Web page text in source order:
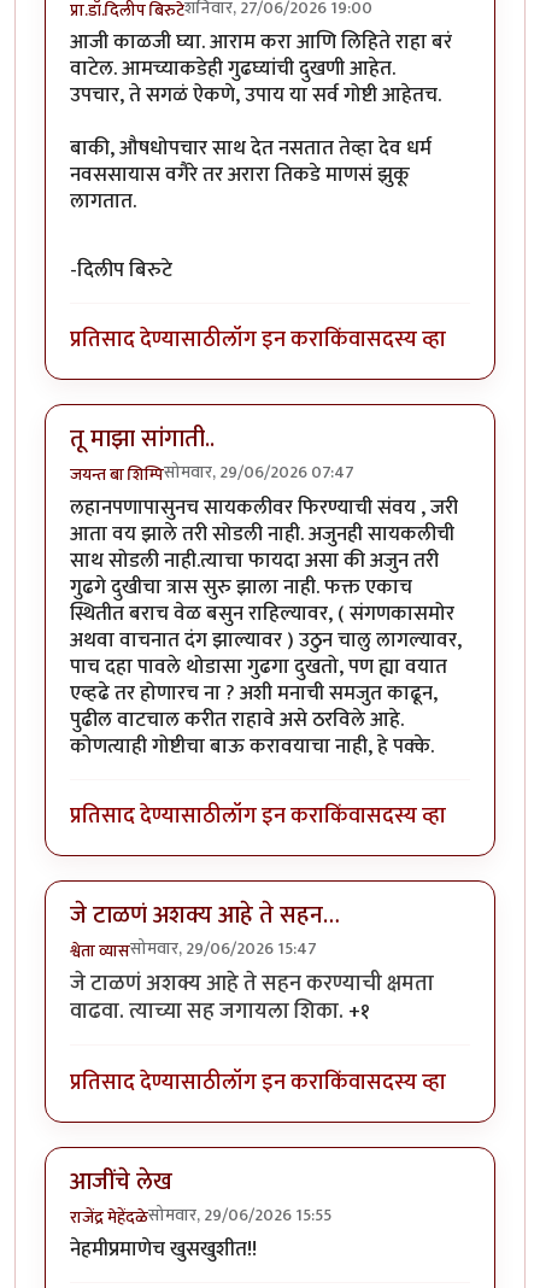
प्रा.डॉ.दिलीप बिरुटेशनिवार, 27/06/2026 19:00
आजी काळजी घ्या. आराम करा आणि लिहिते राहा बरं
वाटेल. आमच्याकडेही गुढघ्यांची दुखणी आहेत.
उपचार, ते सगळं ऐकणे, उपाय या सर्व गोष्टी आहेतच.
बाकी, औषधोपचार साथ देत नसतात तेव्हा देव धर्म
नवससायास वगैरे तर अरारा तिकडे माणसं झुकू
लागतात.
-दिलीप बिरुटे
प्रतिसाद देण्यासाठीलॉग इन कराकिंवासदस्य व्हा
तू माझा सांगाती..
जयन्त बा शिम्पिसोमवार, 29/06/2026 07:47
लहानपणापासुनच सायकलीवर फिरण्याची संवय , जरी
आता वय झाले तरी सोडली नाही. अजुनही सायकलीची
साथ सोडली नाही.त्याचा फायदा असा की अजुन तरी
गुढगे दुखीचा त्रास सुरु झाला नाही. फक्त एकाच
स्थितीत बराच वेळ बसुन राहिल्यावर, ( संगणकासमोर
अथवा वाचनात दंग झाल्यावर ) उठुन चालु लागल्यावर,
पाच दहा पावले थोडासा गुढगा दुखतो, पण ह्या वयात
एव्हढे तर होणारच ना ? अशी मनाची समजुत काढून,
पुढील वाटचाल करीत राहावे असे ठरविले आहे.
कोणत्याही गोष्टीचा बाऊ करावयाचा नाही, हे पक्के.
प्रतिसाद देण्यासाठीलॉग इन कराकिंवासदस्य व्हा
जे टाळणं अशक्य आहे ते सहन…
श्वेता व्याससोमवार, 29/06/2026 15:47
जे टाळणं अशक्य आहे ते सहन करण्याची क्षमता
वाढवा. त्याच्या सह जगायला शिका. +१
प्रतिसाद देण्यासाठीलॉग इन कराकिंवासदस्य व्हा
आजींचे लेख
राजेंद्र मेहेंदळेसोमवार, 29/06/2026 15:55
नेहमीप्रमाणेच खुसखुशीत!!